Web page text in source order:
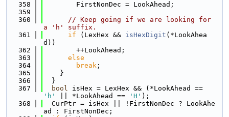
  358
        FirstNonDec = LookAhead;
  359
  360
// Keep going if we are looking for
a 'h' suffix.
  361
if (LexHex && isHexDigit (*LookAhea
d))
  362
        ++LookAhead;
  363
else
  364
break ;
  365
    }
  366
  }
  367
bool
'h'
|| *LookAhead == 'H' );
  368
  CurPtr = isHex || !FirstNonDec ? LookAhe
ad : FirstNonDec;